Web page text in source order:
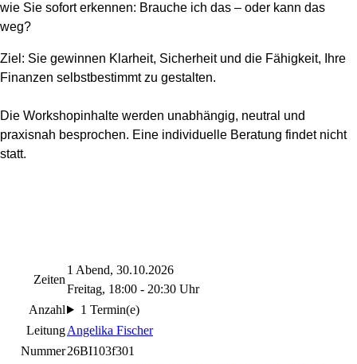
wie Sie sofort erkennen: Brauche ich das – oder kann das
weg?
Ziel: Sie gewinnen Klarheit, Sicherheit und die Fähigkeit, Ihre
Finanzen selbstbestimmt zu gestalten.
Die Workshopinhalte werden unabhängig, neutral und
praxisnah besprochen. Eine individuelle Beratung findet nicht
statt.
Zeiten
1 Abend, 30.10.2026
Freitag, 18:00 - 20:30 Uhr
Anzahl
1 Termin(e)
LeitungAngelika Fischer
Nummer26BI103f301